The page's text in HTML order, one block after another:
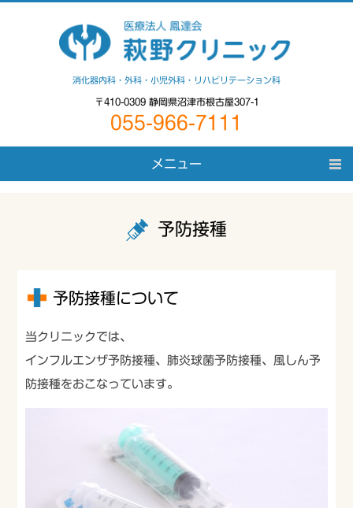
消化器内科・外科・小児外科・リハビリテーション科
〒410-0309 静岡県沼津市根古屋307-1
055-966-7111
メニュー
クリニックについて
在宅医療・介護保険
お知らせ
予防接種
予防接種について
当クリニックでは、
インフルエンザ予防接種、肺炎球菌予防接種、風しん予
防接種をおこなっています。